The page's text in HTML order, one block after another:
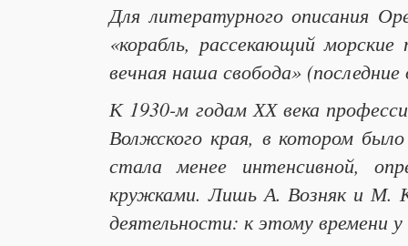
Для литературного описания
«корабль, рассекающий
вечная наша свобода»
К 1930-м годам ХХ века
Волжского края, в котором
стала менее интенсивной,
кружками. Лишь А. Возняк и М.
деятельности: к этому времени